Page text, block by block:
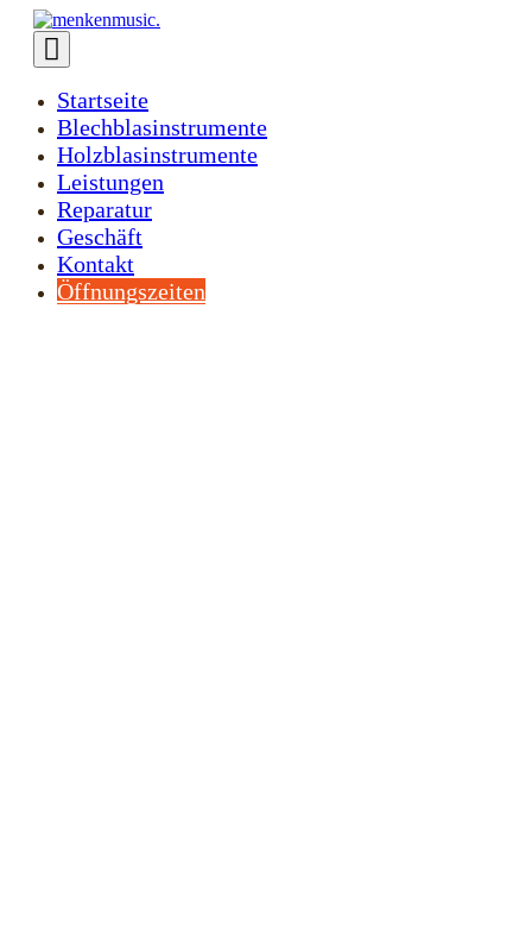
Zum
Inhalt
springen
Menü-
Schalter
Startseite
Blechblasinstrumente
Holzblasinstrumente
Leistungen
Reparatur
Geschäft
Kontakt
Öffnungszeiten